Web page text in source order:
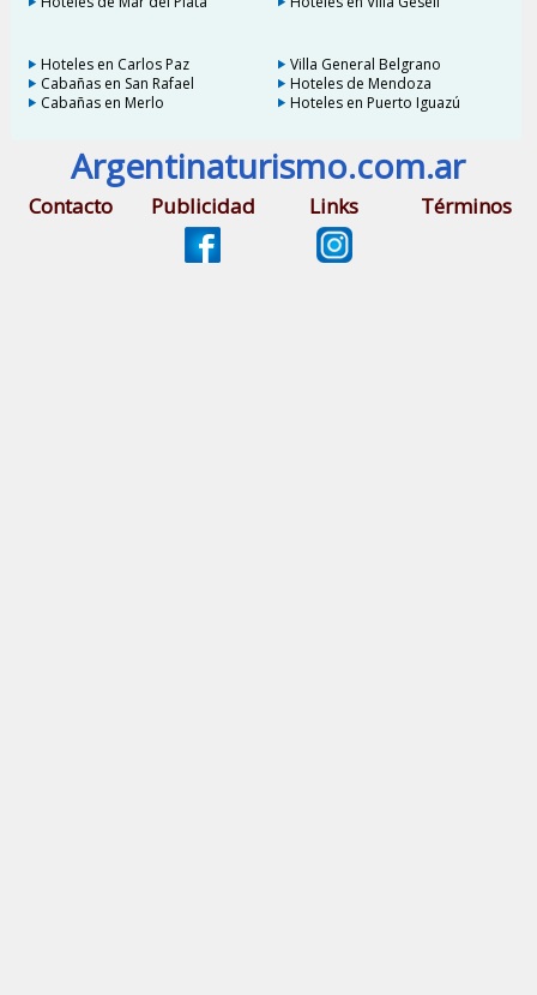
Hoteles en Carlos Paz
Villa General Belgrano
Cabañas en San Rafael
Hoteles de Mendoza
Cabañas en Merlo
Hoteles en Puerto Iguazú
Argentinaturismo.com.ar
Contacto Publicidad Links Términos